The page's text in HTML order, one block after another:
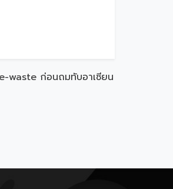
waste ก่อนถมทับอาเซียน